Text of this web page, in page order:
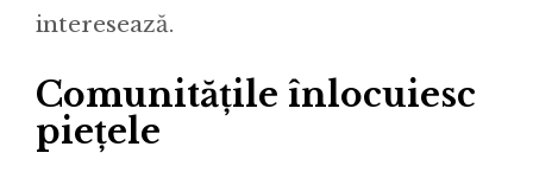
interesează.
Comunitățile înlocuiesc
piețele